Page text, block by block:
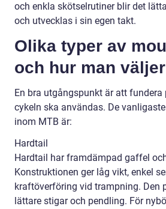
och enkla skötselrutiner blir det
och utvecklas i sin egen takt.
Olika typer av
och hur man
En bra utgångspunkt är att fundera
cykeln ska användas. De
inom MTB är:
Hardtail
Hardtail har framdämpad gaffel
Konstruktionen ger låg vikt, enkel
kraftöverföring vid trampning. Den
lättare stigar och pendling. För